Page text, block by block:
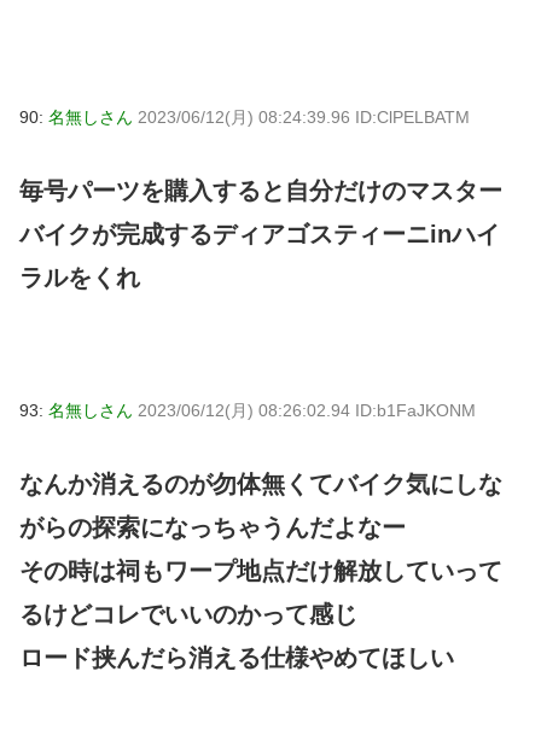
90: 名無しさん 2023/06/12(月) 08:24:39.96 ID:ClPELBATM
毎号パーツを購入すると自分だけのマスター
バイクが完成するディアゴスティーニinハイ
ラルをくれ
93: 名無しさん 2023/06/12(月) 08:26:02.94 ID:b1FaJKONM
なんか消えるのが勿体無くてバイク気にしな
がらの探索になっちゃうんだよなー
その時は祠もワープ地点だけ解放していって
るけどコレでいいのかって感じ
ロード挟んだら消える仕様やめてほしい